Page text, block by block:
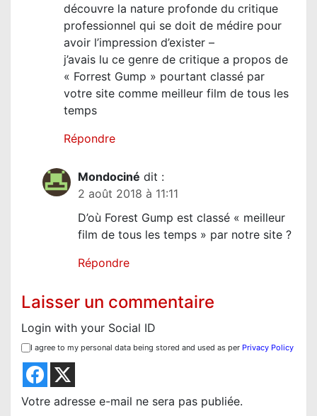
découvre la nature profonde du critique
professionnel qui se doit de médire pour
avoir l’impression d’exister –
j’avais lu ce genre de critique a propos de
« Forrest Gump » pourtant classé par
votre site comme meilleur film de tous les
temps
Répondre
Mondociné dit :
2 août 2018 à 11:11
D’où Forest Gump est classé « meilleur
film de tous les temps » par notre site ?
Répondre
Laisser un commentaire
Login with your Social ID
I agree to my personal data being stored and used as per Privacy Policy
Votre adresse e-mail ne sera pas publiée.